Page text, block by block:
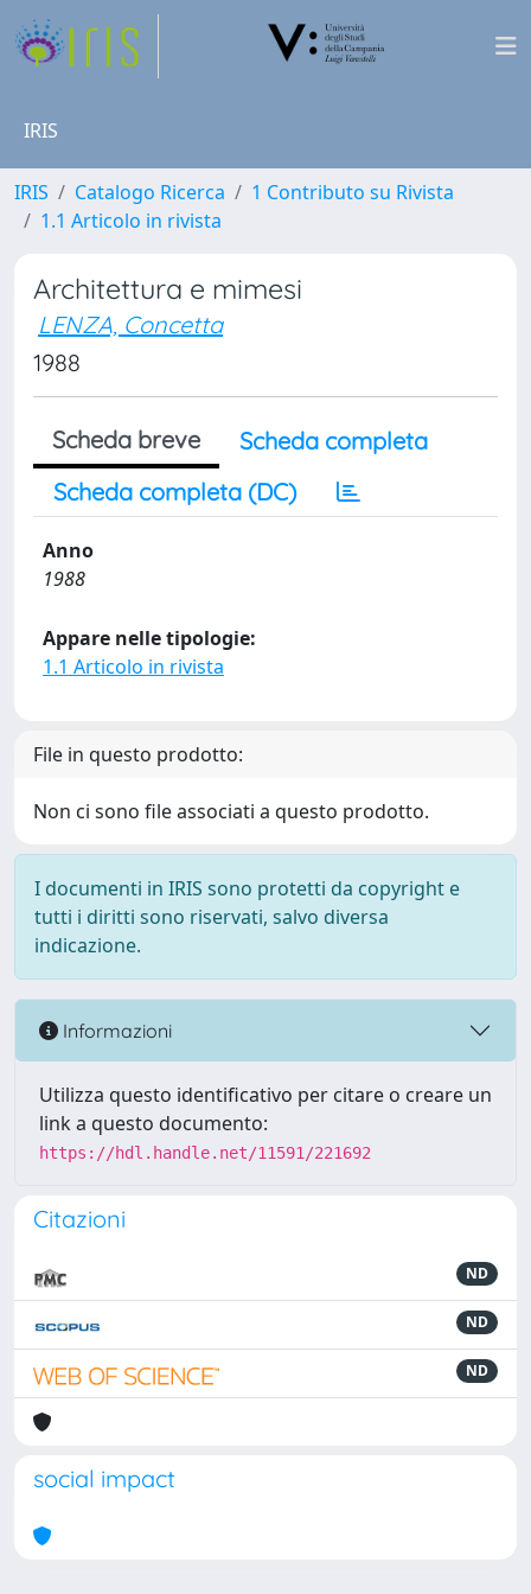
IRIS
IRIS Catalogo Ricerca
1 Contributo su Rivista
1.1 Articolo in rivista
Architettura e mimesi
LENZA, Concetta
1988
Scheda breve
Scheda completa
Scheda completa (DC)
Anno
1988
Appare nelle tipologie:
1.1 Articolo in rivista
File in questo prodotto:
Non ci sono file associati a questo prodotto.
I documenti in IRIS sono protetti da copyright e
tutti i diritti sono riservati, salvo diversa
indicazione.
Informazioni
Utilizza questo identificativo per citare o creare un
link a questo documento:
https://hdl.handle.net/11591/221692
Citazioni
ND
ND
ND
social impact